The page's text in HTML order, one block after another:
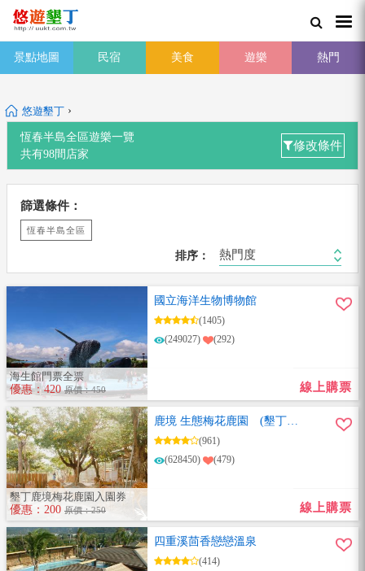
景點地圖 民宿 美食 遊樂 熱門
悠遊墾丁 ›
恆春半島全區遊樂一覽
共有98間店家
修改條件
篩選條件：
恆春半島全區
排序： 熱門度
國立海洋生物博物館
(1405)
(249027)
(292)
線上購票
海生館門票全票
優惠：420 原價：450
鹿境 生態梅花鹿園 (墾丁小
奈良)
(961)
(628450)
(479)
線上購票
墾丁鹿境梅花鹿園入園券
優惠：200 原價：250
四重溪茴香戀戀溫泉
(414)